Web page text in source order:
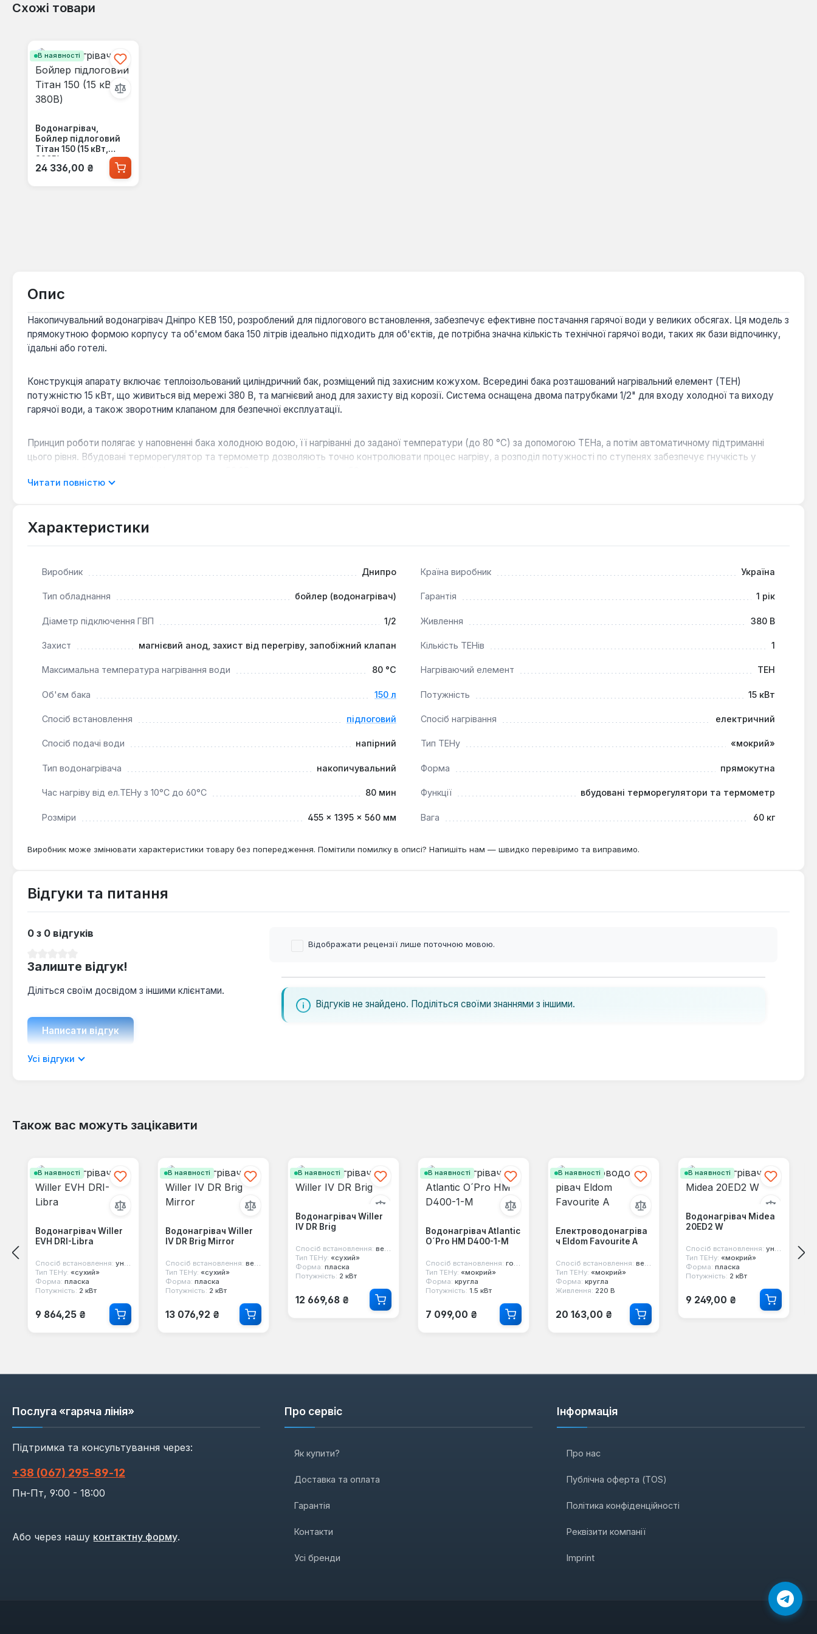
Схожі товари
В наявності
Водонагрівач,
Бойлер підлоговий
Тітан 150 (15 кВт,
380В)
Звичайна ціна:
24 336,00 ₴
Опис
Накопичувальний водонагрівач Дніпро КЕВ 150, розроблений для підлогового встановлення, забезпечує ефективне постачання гарячої води у великих обсягах. Ця модель з
прямокутною формою корпусу та об'ємом бака 150 літрів ідеально підходить для об'єктів, де потрібна значна кількість технічної гарячої води, таких як бази відпочинку,
їдальні або готелі.
Конструкція апарату включає теплоізольований циліндричний бак, розміщений під захисним кожухом. Всередині бака розташований нагрівальний елемент (ТЕН)
потужністю 15 кВт, що живиться від мережі 380 В, та магнієвий анод для захисту від корозії. Система оснащена двома патрубками 1/2" для входу холодної та виходу
гарячої води, а також зворотним клапаном для безпечної експлуатації.
Принцип роботи полягає у наповненні бака холодною водою, її нагріванні до заданої температури (до 80 °С) за допомогою ТЕНа, а потім автоматичному підтриманні
цього рівня. Вбудовані терморегулятор та термометр дозволяють точно контролювати процес нагріву, а розподіл потужності по ступенях забезпечує гнучкість у
Надійна експлуатація:
Цей підлоговий водонагрівач є оптимальним рішенням для комерційних та промислових об'єктів, де потрібна висока продуктивність та надійність у забезпеченні гарячою
Читати повністю
Характеристики
Виробник Днипро Країна виробник Україна
Тип обладнання бойлер (водонагрівач) Гарантія 1 рік
Діаметр підключення ГВП 1/2 Живлення 380 В
Захист магнієвий анод, захист від перегріву, запобіжний клапан Кількість ТЕНів 1
Максимальна температура нагрівання води 80 °С Нагріваючий елемент ТЕН
Об'єм бака 150 л Потужність 15 кВт
Спосіб встановлення підлоговий Спосіб нагрівання електричний
Спосіб подачі води напірний Тип ТЕНу «мокрий»
Тип водонагрівача накопичувальний Форма прямокутна
Час нагріву від ел.ТЕНу з 10°С до 60°С 80 мин Функції вбудовані терморегулятори та термометр
Розміри 455 × 1395 × 560 мм Вага 60 кг
Виробник може змінювати характеристики товару без попередження. Помітили помилку в описі? Напишіть нам — швидко перевіримо та виправимо.
Відгуки та питання
0 з 0 відгуків
Залиште відгук!
Діліться своїм досвідом з іншими клієнтами.
Написати відгук
Відображати рецензії лише поточною мовою.
Відгуків не знайдено. Поділіться своїми знаннями з іншими.
Усі відгуки
Також вас можуть зацікавити
В наявності
Водонагрівач Willer
EVH DRI-Libra
Спосіб встановлення: універсальний
Тип ТЕНу: «сухий»
Форма: пласка
Потужність: 2 кВт
Звичайна ціна:
9 864,25 ₴
В наявності
Водонагрівач Willer
IV DR Brig Mirror
Спосіб встановлення: вертикальний
Тип ТЕНу: «сухий»
Форма: пласка
Потужність: 2 кВт
Звичайна ціна:
13 076,92 ₴
В наявності
Водонагрівач Willer
IV DR Brig
Спосіб встановлення: вертикальний
Тип ТЕНу: «сухий»
Форма: пласка
Потужність: 2 кВт
Звичайна ціна:
12 669,68 ₴
В наявності
Водонагрівач Atlantic
O´Pro HM D400-1-M
Спосіб встановлення: горизонтальний
Тип ТЕНу: «мокрий»
Форма: кругла
Потужність: 1.5 кВт
Звичайна ціна:
7 099,00 ₴
В наявності
Електроводонагріва
ч Eldom Favourite A
Спосіб встановлення: вертикальний
Тип ТЕНу: «мокрий»
Форма: кругла
Живлення: 220 В
Звичайна ціна:
20 163,00 ₴
В наявності
Водонагрівач Midea
20ED2 W
Спосіб встановлення: універсальний
Тип ТЕНу: «мокрий»
Форма: пласка
Потужність: 2 кВт
Звичайна ціна:
9 249,00 ₴
Послуга «гаряча лінія»
Підтримка та консультування через:
+38 (067) 295‑89‑12
Пн-Пт, 9:00 - 18:00
Або через нашу контактну форму.
Про сервіс
Як купити?
Доставка та оплата
Гарантія
Контакти
Усі бренди
Інформація
Про нас
Публічна оферта (TOS)
Політика конфіденційності
Реквізити компанії
Imprint